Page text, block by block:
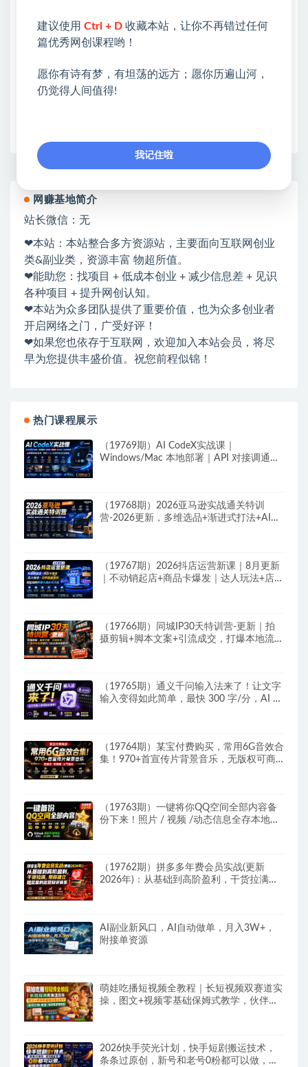
③：点击右上方【登录】领取
网赚基地简介
站长微信：无
❤本站：本站整合多方资源站，主要面向互联网创业
类&副业类，资源丰富 物超所值。
❤能助您：找项目 + 低成本创业 + 减少信息差 + 见识
各种项目 + 提升网创认知。
❤本站为众多团队提供了重要价值，也为众多创业者
开启网络之门，广受好评！
❤如果您也依存于互联网，欢迎加入本站会员，将尽
早为您提供丰盛价值。祝您前程似锦！
热门课程展示
（19769期）AI CodeX实战课｜
Windows/Mac 本地部署｜API 对接调通｜
（19768期）2026亚马逊实战通关特训
营-2026更新，多维选品+渐进式打法+AI应
（19767期）2026抖店运营新课｜8月更新
｜不动销起店+商品卡爆发｜达人玩法+店群
（19766期）同城IP30天特训营-更新｜拍
摄剪辑+脚本文案+引流成交，打爆本地流量
（19765期）通义千问输入法来了！让文字
输入变得如此简单，最快 300 字/分，AI 自
（19764期）某宝付费购买，常用6G音效合
集！970+首宣传片背景音乐，无版权可商
（19763期）一键将你QQ空间全部内容备
份下来！照片 / 视频 /动态信息全存本地，
（19762期）拼多多年费会员实战(更新
2026年)：从基础到高阶盈利，干货拉满，
AI副业新风口，AI自动做单，月入3W+，
附接单资源
萌娃吃播短视频全教程｜长短视频双赛道实
操，图文+视频零基础保姆式教学，伙伴计
2026快手荧光计划，快手短剧搬运技术，
条条过原创，新号和老号0粉都可以做，有
建议使用 Ctrl + D 收藏本站，让你不再错过任何
篇优秀网创课程哟！
愿你有诗有梦，有坦荡的远方；愿你历遍山河，
仍觉得人间值得!
我记住啦